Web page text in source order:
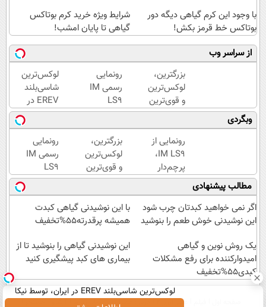
با وجود این کرم گیاهی دیگه دور
بوتاکس خط قرمز بکش!
شرایط ویژه خرید کرم بوتاکس
گیاهی تا پایان امشب!
از سراسر وب
بزرگترین،
لوکس‌ترین
و قوی‌ترین
شاسی بلند
EREV در
در ایران
رونمایی
شد
رونمایی
رسمی IM
LS9
لوکس‌ترین
EREV در
ایران
لوکس‌ترین
شاسی‌بلند
EREV در
ایران،
توسط نیکا
موتور
رونمایی
شد!
وبگردی
رونمایی از
IM LS9،
پرچم‌دار
فوق‌لوکس
EREV
وارد بازار
ایران شد
بزرگترین،
لوکس‌ترین
و قوی‌ترین
شاسی بلند
EREV در
در ایران
رونمایی
رونمایی
رسمی IM
LS9
لوکس‌ترین
EREV در
ایران
مطالب پیشنهادی
اگر نمی خواهید کبدتان چرب شود
این نوشیدنی خوش طعم را بنوشید
با این نوشیدنی گیاهی کبدت
همیشه پرقدرته55%تخفیف
یک روش نوین و گیاهی
امیدوارکننده برای رفع مشکلات
کبدی55%تخفیف
این نوشیدنی گیاهی را بنوشید تا از
بیماری های کبد پیشگیری کنید
لوکس‌ترین شاسی‌بلند EREV در ایران، توسط نیکا
موتور رونمایی شد!
عصر ایران۲ درباره عصرایران تماس با ما